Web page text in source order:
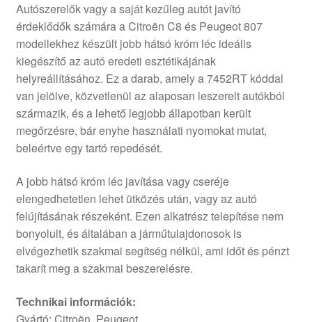
Autószerelők vagy a saját kezűleg autót javító
érdeklődők számára a Citroën C8 és Peugeot 807
modellekhez készült jobb hátsó króm léc ideális
kiegészítő az autó eredeti esztétikájának
helyreállításához. Ez a darab, amely a 7452RT kóddal
van jelölve, közvetlenül az alaposan leszerelt autókból
származik, és a lehető legjobb állapotban került
megőrzésre, bár enyhe használati nyomokat mutat,
beleértve egy tartó repedését.
A jobb hátsó króm léc javítása vagy cseréje
elengedhetetlen lehet ütközés után, vagy az autó
felújításának részeként. Ezen alkatrész telepítése nem
bonyolult, és általában a járműtulajdonosok is
elvégezhetik szakmai segítség nélkül, ami időt és pénzt
takarít meg a szakmai beszerelésre.
Technikai információk:
Gyártó: Citroën, Peugeot